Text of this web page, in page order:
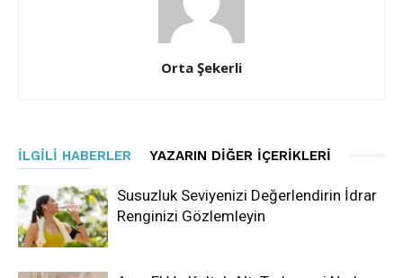
Orta Şekerli
İLGILI HABERLER YAZARIN DIĞER İÇERIKLERI
Susuzluk Seviyenizi Değerlendirin İdrar
Renginizi Gözlemleyin